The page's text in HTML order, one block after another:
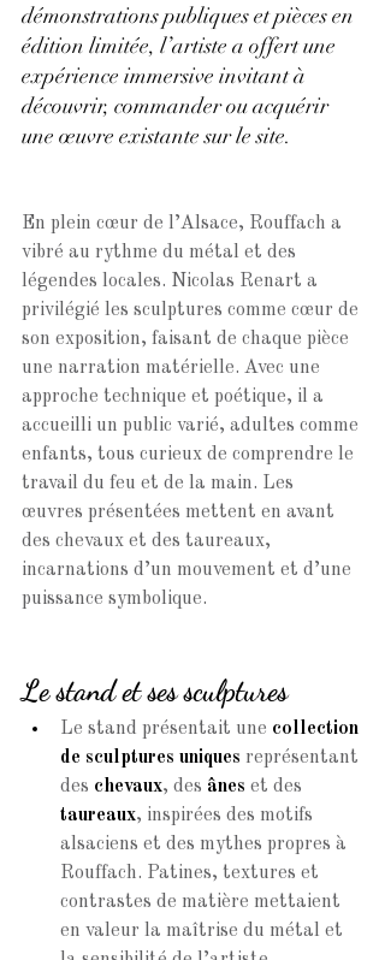
démonstrations publiques et pièces en
édition limitée, l’artiste a offert une
expérience immersive invitant à
découvrir, commander ou acquérir
une œuvre existante sur le site.
En plein cœur de l’Alsace, Rouffach a
vibré au rythme du métal et des
légendes locales. Nicolas Renart a
privilégié les sculptures comme cœur de
son exposition, faisant de chaque pièce
une narration matérielle. Avec une
approche technique et poétique, il a
accueilli un public varié, adultes comme
enfants, tous curieux de comprendre le
travail du feu et de la main. Les
œuvres présentées mettent en avant
des chevaux et des taureaux,
incarnations d’un mouvement et d’une
puissance symbolique.
Le stand et ses sculptures
Le stand présentait une collection
de sculptures uniques représentant
des chevaux, des ânes et des
taureaux, inspirées des motifs
alsaciens et des mythes propres à
Rouffach. Patines, textures et
contrastes de matière mettaient
en valeur la maîtrise du métal et